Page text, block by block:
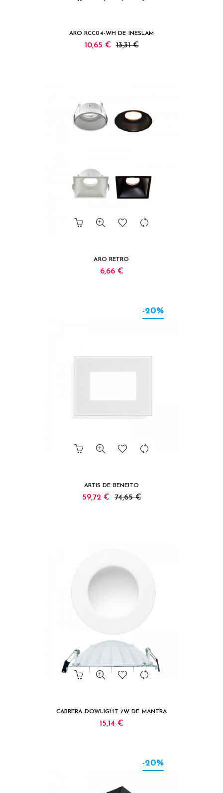
ARO RCC04-WH DE INESLAM
10,65 € 13,31 €
ARO RETRO
6,66 €
-20%
ARTIS DE BENEITO
59,72 € 74,65 €
CABRERA DOWLIGHT 7W DE MANTRA
15,14 €
-20%